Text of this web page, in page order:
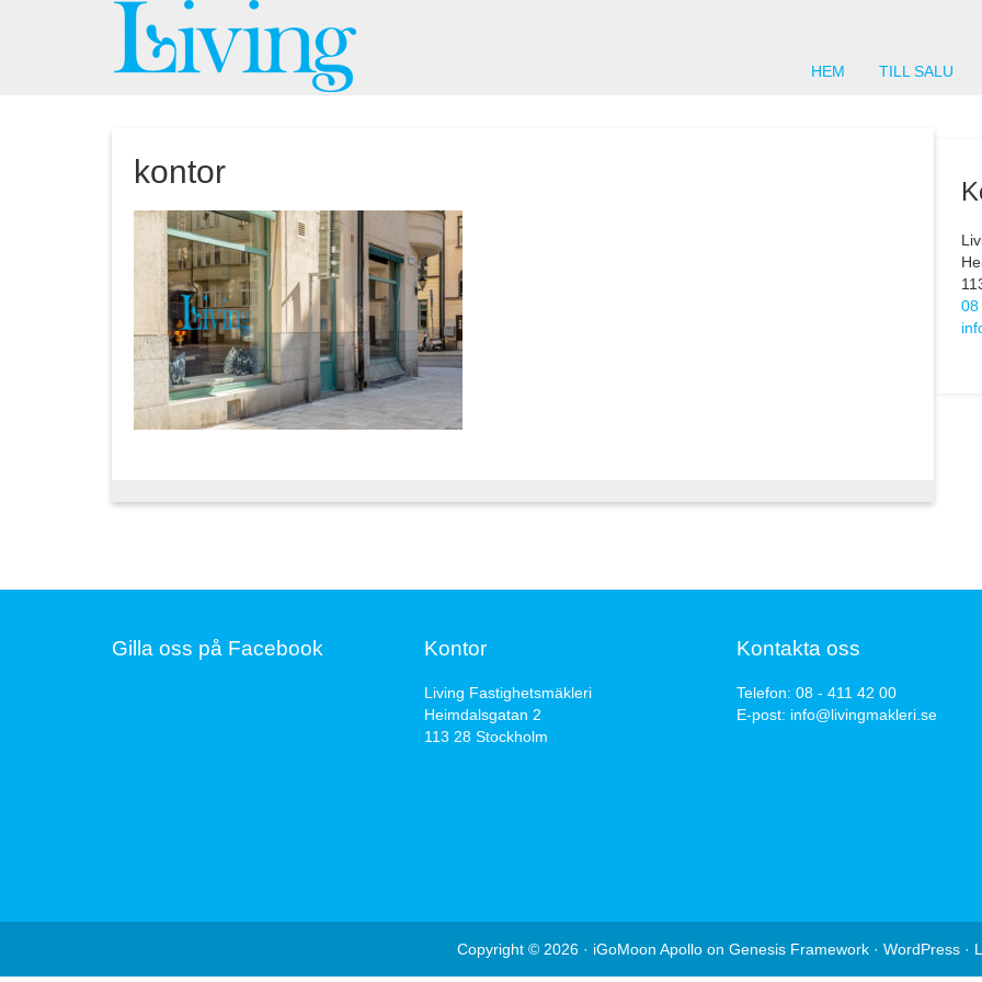
HEM TILL SALU
kontor
08
Gilla oss på Facebook Kontor
Living Fastighetsmäkleri
Heimdalsgatan 2
113 28 Stockholm
Kontakta oss
Telefon: 08 - 411 42 00
E-post: info@livingmakleri.se
Copyright © 2026 · iGoMoon Apolloon Genesis Framework· WordPress·